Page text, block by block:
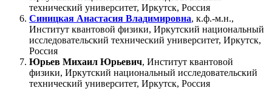
технический университет, Иркутск, Россия
Синицкая Анастасия Владимировна, к.ф.-м.н.,
Институт квантовой физики, Иркутский национальный
исследовательский технический университет, Иркутск,
Россия
Юрьев Михаил Юрьевич, Институт квантовой
физики, Иркутский национальный исследовательский
технический университет, Иркутск, Россия